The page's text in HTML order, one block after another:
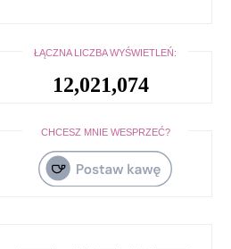
ŁĄCZNA LICZBA WYŚWIETLEŃ:
12,021,074
CHCESZ MNIE WESPRZEĆ?